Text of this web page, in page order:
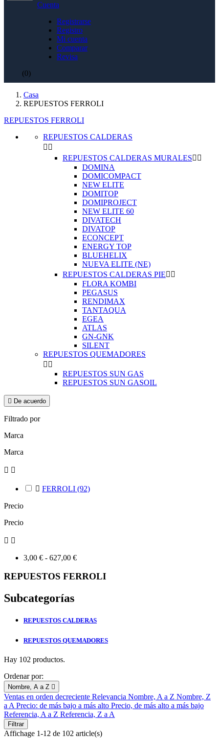
Cuenta
Registrarse
Registro
Mi cuenta
Comparar
Revisa
(0)
Casa
REPUESTOS FERROLI
REPUESTOS FERROLI
REPUESTOS CALDERAS
 
REPUESTOS CALDERAS MURALES 
DOMINA
DOMICOMPACT
NEW ELITE
DOMITOP
DOMIPROJECT
NEW ELITE 60
DIVATECH
DIVATOP
ECONCEPT
ENERGY TOP
BLUEHELIX
NUEVA ELITE (NE)
REPUESTOS CALDERAS PIE 
FLORA KOMBI
PEGASUS
RENDIMAX
TANTAQUA
EGEA
ATLAS
GN-GNK
SILENT
REPUESTOS QUEMADORES
 
REPUESTOS SUN GAS
REPUESTOS SUN GASOIL
 De acuerdo
Filtrado por
Marca
Marca
 
 FERROLI (92)
Precio
Precio
 
3,00 € - 627,00 €
REPUESTOS FERROLI
Subcategorías
REPUESTOS CALDERAS
REPUESTOS QUEMADORES
Hay 102 productos.
Ordenar por:
Nombre, A a Z 
Ventas en orden decreciente Relevancia Nombre, A a Z Nombre, Z
a A Precio: de más bajo a más alto Precio, de más alto a más bajo
Referencia, A a Z Referencia, Z a A
Filtrar
Affichage 1-12 de 102 article(s)